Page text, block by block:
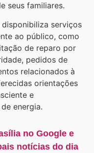
seus familiares.
serviços
ao público, como
de reparo por
pedidos de
relacionados à
orientações
e
energia.
no Google e
notícias do dia